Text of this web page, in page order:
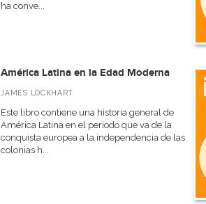
ha conve...
América Latina en la Edad Moderna
JAMES LOCKHART
Este libro contiene una historia general de
América Latina en el periodo que va de la
conquista europea a la independencia de las
colonias h...